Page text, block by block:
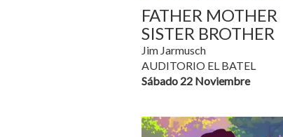
FATHER MOTHER
SISTER BROTHER
Jim Jarmusch
AUDITORIO EL BATEL
Sábado 22 Noviembre